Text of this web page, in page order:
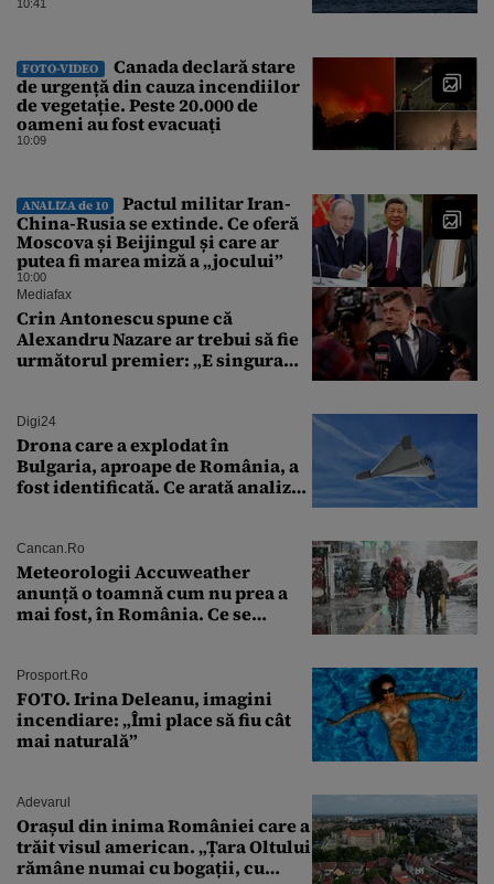
10:41
FOTO-VIDEO
Canada declară stare
de urgență din cauza incendiilor
de vegetație. Peste 20.000 de
oameni au fost evacuați
10:09
ANALIZA de 10
Pactul militar Iran-
China-Rusia se extinde. Ce oferă
Moscova și Beijingul și care ar
putea fi marea miză a „jocului”
10:00
Mediafax
Crin Antonescu spune că
Alexandru Nazare ar trebui să fie
următorul premier: „E singura
Digi24
Drona care a explodat în
Bulgaria, aproape de România, a
fost identificată. Ce arată analiza
Cancan.ro
Meteorologii Accuweather
anunță o toamnă cum nu prea a
mai fost, în România. Ce se
București. Pe ce dată ninge
Prosport.ro
FOTO. Irina Deleanu, imagini
incendiare: „Îmi place să fiu cât
mai naturală”
Adevarul
Orașul din inima României care a
trăit visul american. „Țara Oltului
rămâne numai cu bogații, cu